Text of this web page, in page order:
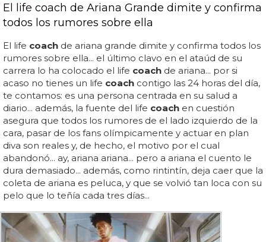
El life coach de Ariana Grande dimite y confirma
todos los rumores sobre ella
El life coach de ariana grande dimite y confirma todos los
rumores sobre ella... el último clavo en el ataúd de su
carrera lo ha colocado el life coach de ariana... por si
acaso no tienes un life coach contigo las 24 horas del día,
te contamos: es una persona centrada en su salud a
diario... además, la fuente del life coach en cuestión
asegura que todos los rumores de el lado izquierdo de la
cara, pasar de los fans olímpicamente y actuar en plan
diva son reales y, de hecho, el motivo por el cual
abandonó... ay, ariana ariana... pero a ariana el cuento le
dura demasiado... además, como rintintín, deja caer que la
coleta de ariana es peluca, y que se volvió tan loca con su
pelo que lo teñía cada tres días...